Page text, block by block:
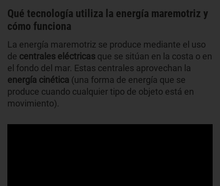
Qué tecnología utiliza la energía maremotriz y
cómo funciona
La energía maremotriz se produce mediante el uso
de centrales eléctricas que se sitúan en la costa o en
el fondo del mar. Estas centrales aprovechan la
energía cinética (una forma de energía que se
produce cuando cualquier tipo de objeto está en
movimiento).